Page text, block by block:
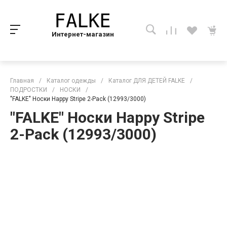
Интернет-магазин
Главная / Каталог одежды / Каталог ДЛЯ ДЕТЕЙ FALKE
/
ПОДРОСТКИ
/ НОСКИ
/
"FALKE" Носки Happy Stripe 2-Pack (12993/3000)
"FALKE" Носки Happy Stripe
2-Pack (12993/3000)